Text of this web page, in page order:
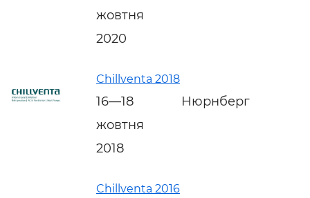
жовтня
2020
Chillventa 2018
16—18
жовтня
2018
Нюрнберг
Chillventa 2016